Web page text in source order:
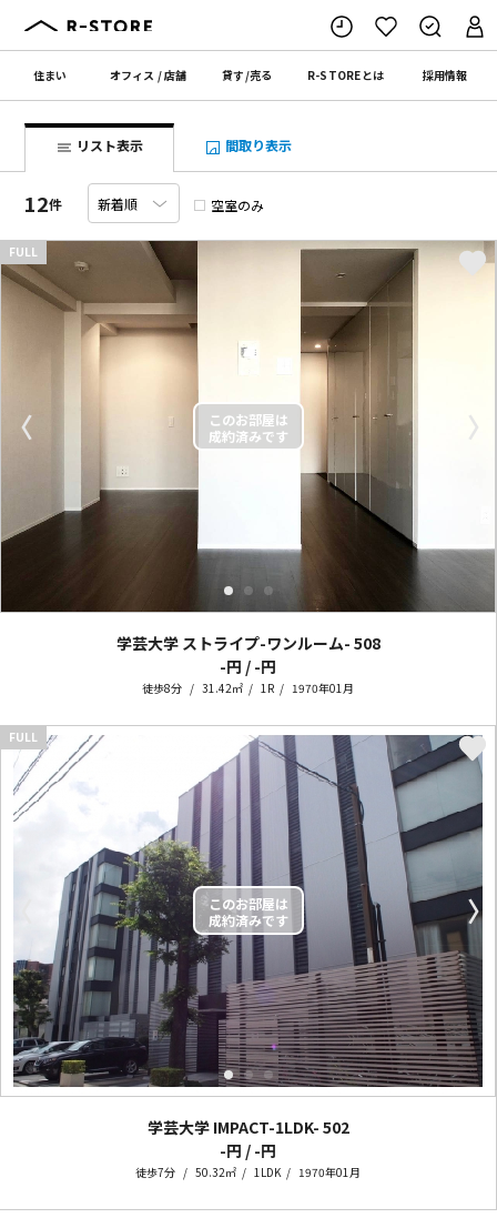
住まい オフィス /店舗 貸す/売る R-STOREとは 採用情報
リスト表示 間取り表示
12件 空室のみ
〈 〉
FULL
学芸大学 ストライプ-ワンルーム- 508
-円 / -円
徒歩8分 31.42㎡ 1R 1970年01月
〉
FULL
学芸大学 IMPACT-1LDK- 502
-円 / -円
徒歩7分 50.32㎡ 1LDK 1970年01月